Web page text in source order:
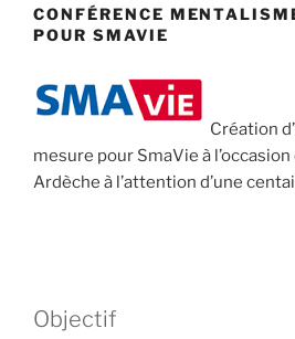
CONFÉRENCE
POUR SMAVIE
Création
mesure pour SmaVie à
Ardèche à l’attention d’une
Objectif